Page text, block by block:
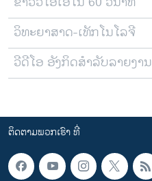
ວິທະຍາສາດ-ເທັກໂນໂລຈີ
ວີດີໂອ ອັງກິດສຳລັບລາຍງານ
ຕິດຕາມພວກເຮົາ ທີ່